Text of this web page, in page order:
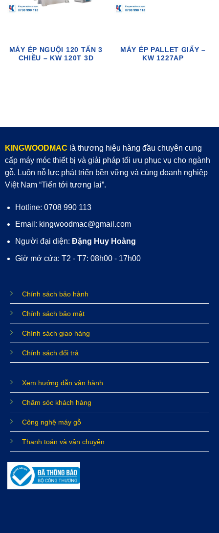
MÁY ÉP NGUỘI 120 TẤN 3
CHIỀU – KW 120T 3D
MÁY ÉP PALLET GIẤY –
KW 1227AP
KINGWOODMAC là thương hiệu hàng đầu chuyên cung
cấp máy móc thiết bị và giải pháp tối ưu phục vụ cho ngành
gỗ. Luôn nỗ lực phát triển bền vững và cùng doanh nghiệp
Việt Nam “Tiến tới tương lai”.
Hotline: 0708 990 113
Email: kingwoodmac@gmail.com
Người đại diện: Đặng Huy Hoàng
Giờ mở cửa: T2 - T7: 08h00 - 17h00
Chính sách bảo hành
Chính sách bảo mật
Chính sách giao hàng
Chính sách đổi trả
Xem hướng dẫn vận hành
Chăm sóc khách hàng
Công nghệ máy gỗ
Thanh toán và vận chuyển